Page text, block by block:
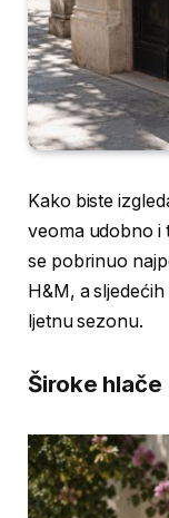
Kako biste
veoma udobno i
se pobrinuo
H&M, a
ljetnu sezonu.
Široke hlače